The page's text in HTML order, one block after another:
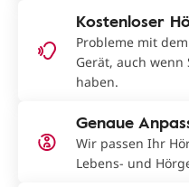
Kostenloser
Probleme mit
Gerät, auch
haben.
Genaue
Wir passen Ihr
Lebens- und